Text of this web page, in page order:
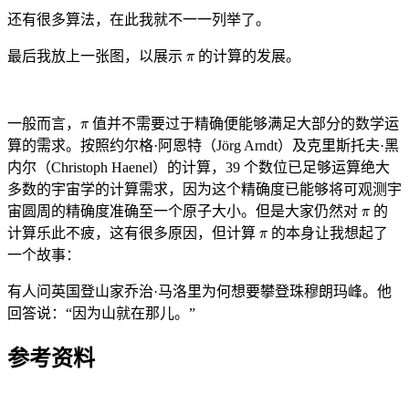
还有很多算法，在此我就不一一列举了。
最后我放上一张图，以展示 的计算的发展。
一般而言，
值并不需要过于精确便能够满足大部分的数学运
算的需求。按照约尔格·阿恩特（Jörg Arndt）及克里斯托夫·黑
内尔（Christoph Haenel）的计算，39 个数位已足够运算绝大
多数的宇宙学的计算需求，因为这个精确度已能够将可观测宇
宙圆周的精确度准确至一个原子大小。但是大家仍然对
的
计算乐此不疲，这有很多原因，但计算
的本身让我想起了
一个故事：
有人问英国登山家乔治·马洛里为何想要攀登珠穆朗玛峰。他
回答说：“因为山就在那儿。”
参考资料